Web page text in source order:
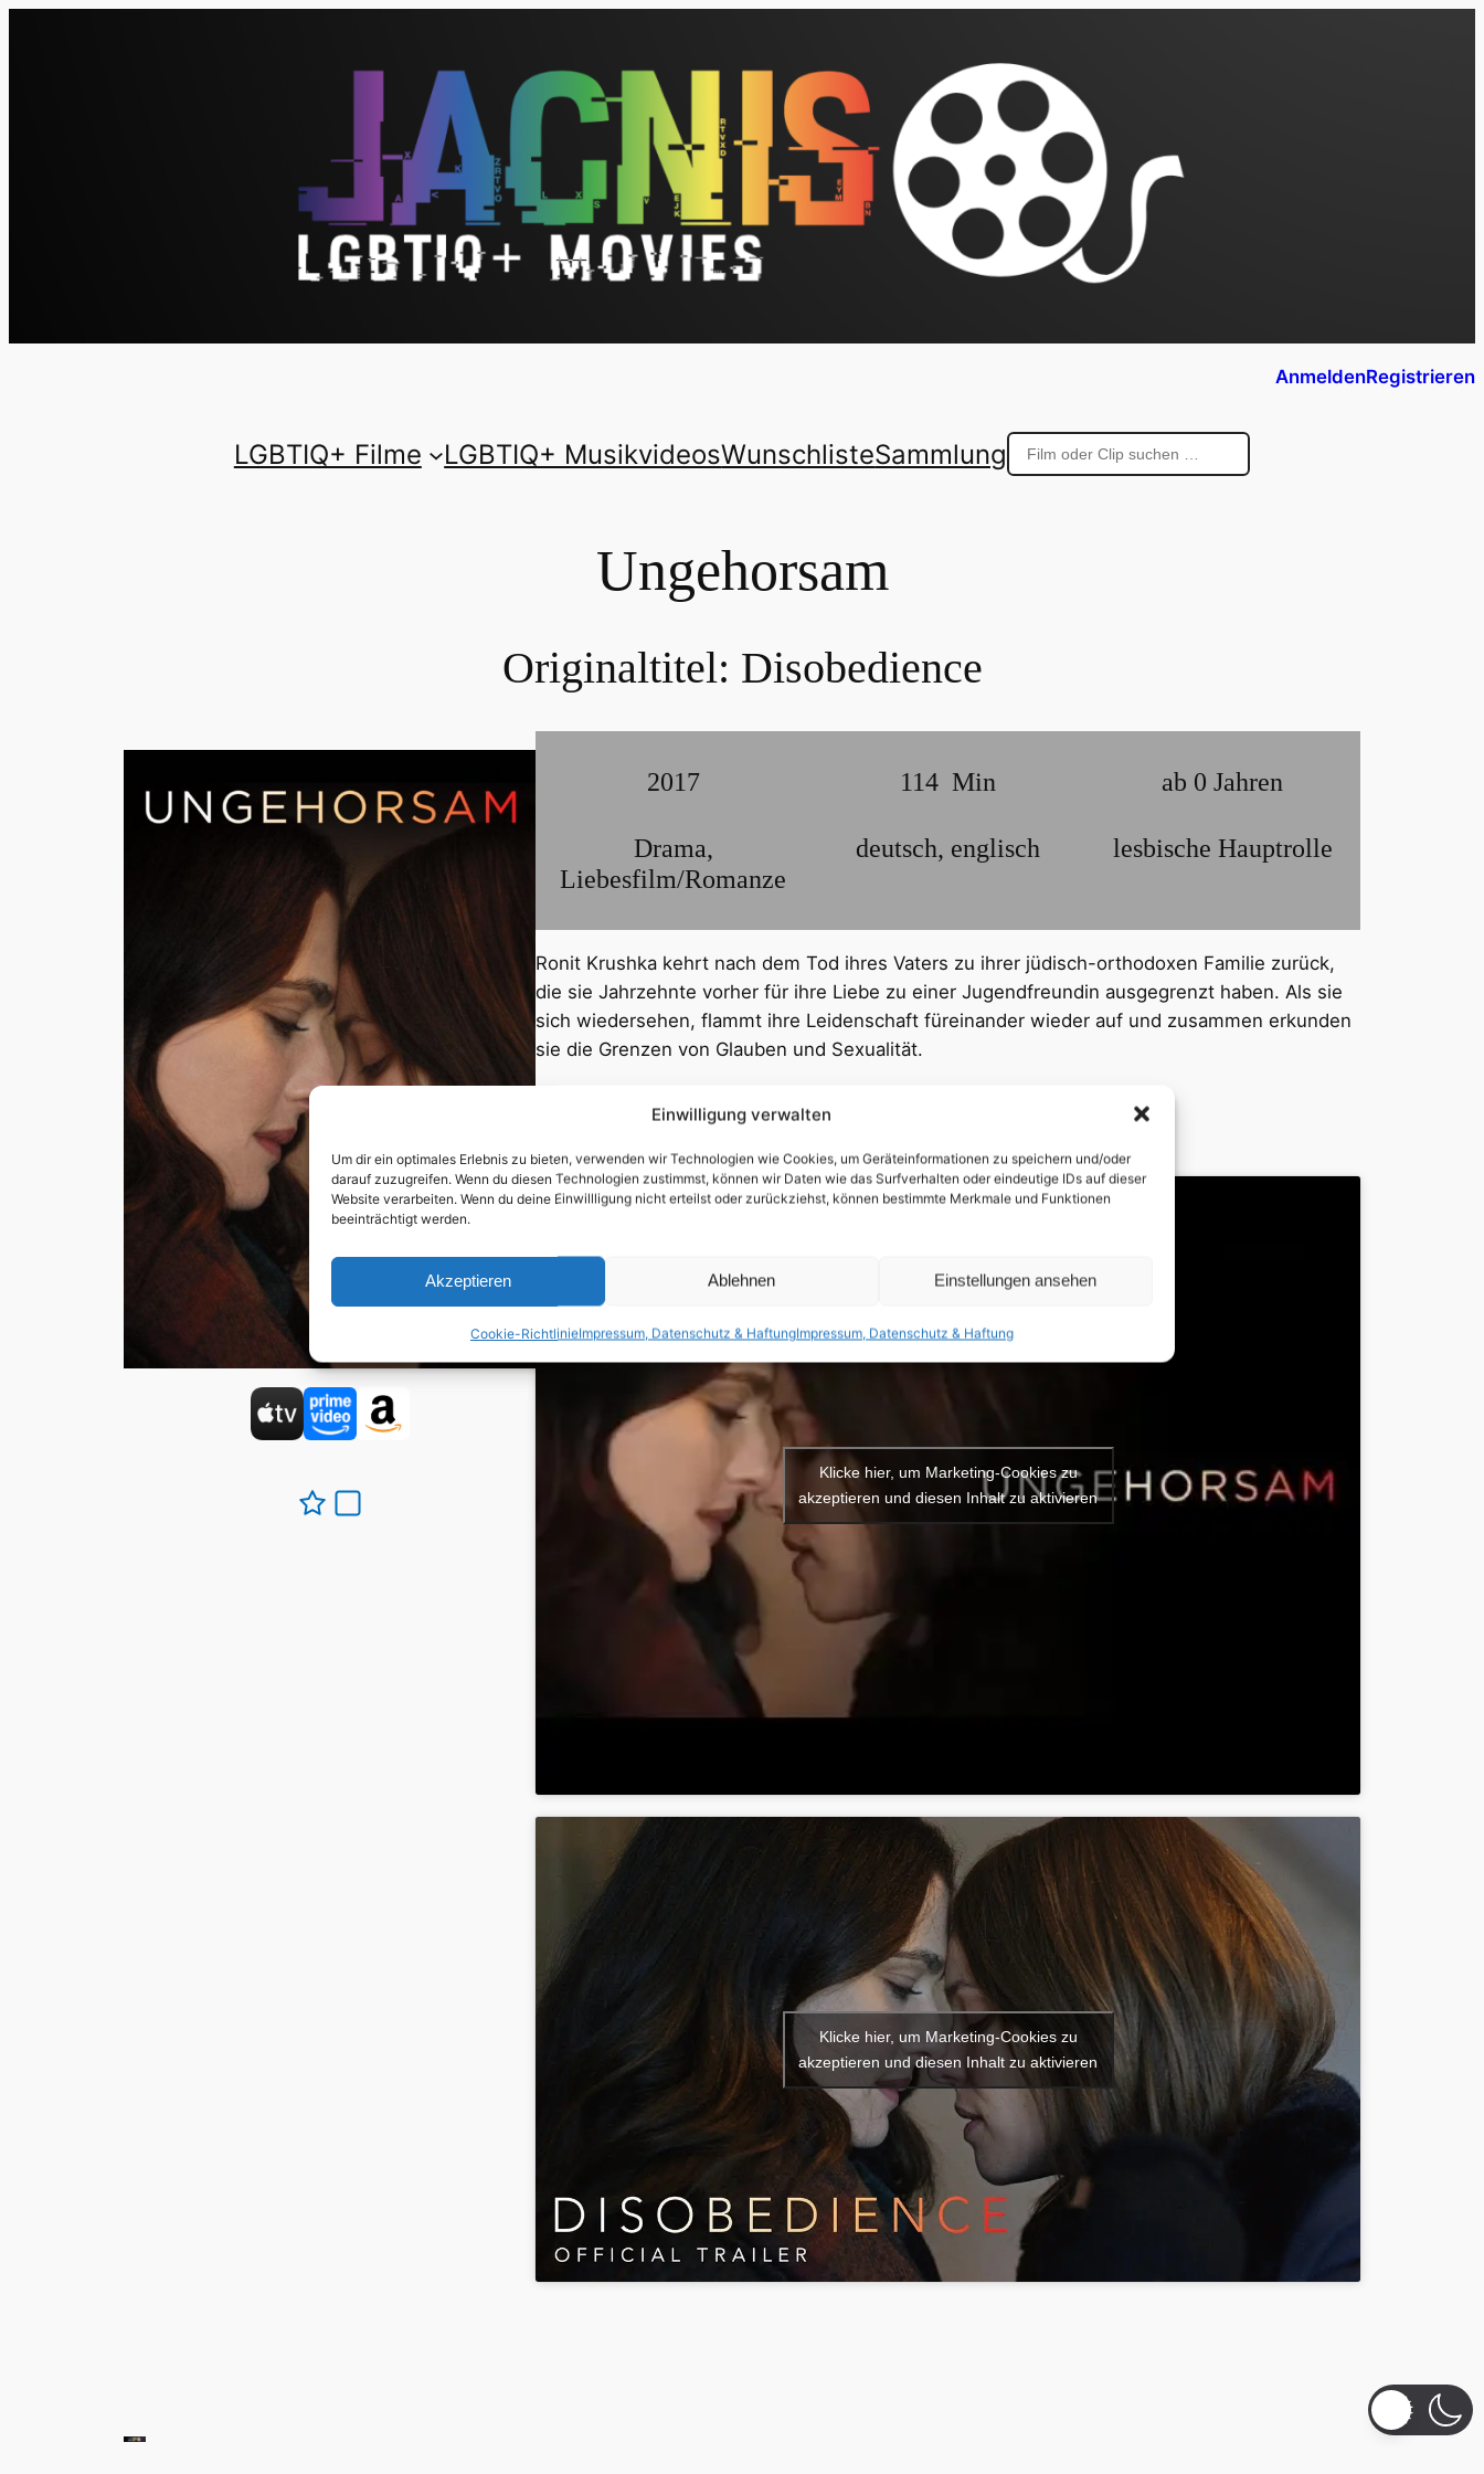
Einwilligung verwalten
Um dir ein optimales Erlebnis zu bieten, verwenden wir Technologien wie Cookies, um Geräteinformationen zu speichern und/oder
darauf zuzugreifen. Wenn du diesen Technologien zustimmst, können wir Daten wie das Surfverhalten oder eindeutige IDs auf dieser
Website verarbeiten. Wenn du deine Einwillligung nicht erteilst oder zurückziehst, können bestimmte Merkmale und Funktionen
beeinträchtigt werden.
Akzeptieren Ablehnen Einstellungen ansehen
Cookie-RichtlinieImpressum, Datenschutz & HaftungImpressum, Datenschutz & Haftung
AnmeldenRegistrieren
LGBTIQ+ Filme LGBTIQ+ MusikvideosWunschlisteSammlung
Ungehorsam
Originaltitel: Disobedience
2017
Drama,
Liebesfilm/Romanze
114 Min
deutsch, englisch
ab 0 Jahren
lesbische Hauptrolle
Ronit Krushka kehrt nach dem Tod ihres Vaters zu ihrer jüdisch-orthodoxen Familie zurück,
die sie Jahrzehnte vorher für ihre Liebe zu einer Jugendfreundin ausgegrenzt haben. Als sie
sich wiedersehen, flammt ihre Leidenschaft füreinander wieder auf und zusammen erkunden
sie die Grenzen von Glauben und Sexualität.
Klicke hier, um Marketing-Cookies zu
akzeptieren und diesen Inhalt zu aktivieren
Klicke hier, um Marketing-Cookies zu
akzeptieren und diesen Inhalt zu aktivieren